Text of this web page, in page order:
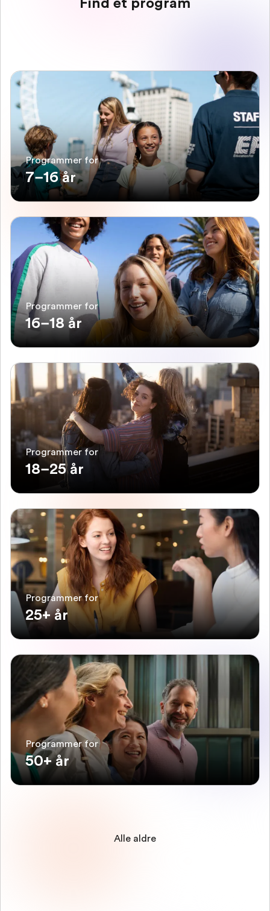
Programmer for
7–16 år
Programmer for
16–18 år
Programmer for
18–25 år
Programmer for
25+ år
Programmer for
50+ år
Alle aldre